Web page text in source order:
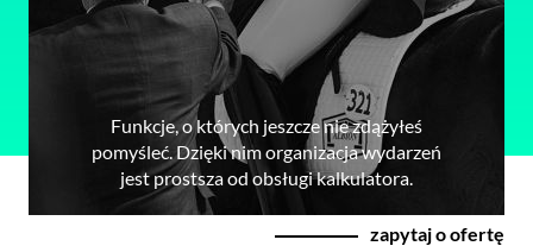
Funkcje, o których jeszcze nie zdążyłeś
pomyśleć. Dzięki nim organizacja wydarzeń
jest prostsza od obsługi kalkulatora.
zapytaj o ofertę